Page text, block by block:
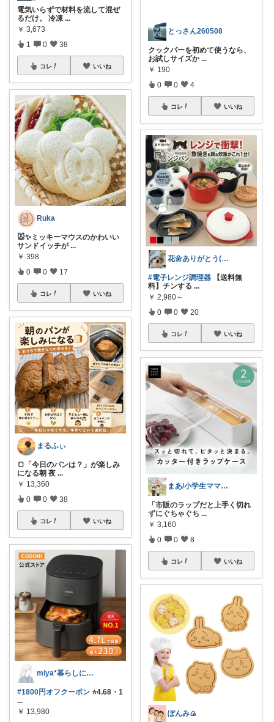
電気いらずで材料を流して混ぜ
るだけ。 冷凍 ...
￥ 3,673
1 0 38
コレ いいね
Ruka
🐭✨ミッキーマウスのかわいい
サンドイッチが ...
￥ 398
0 0 17
コレ いいね
まるふぃ
🍞「今日のパンは？」が楽しみ
になる朝 夜 ...
￥ 13,360
0 0 38
コレ いいね
miya*暮らしに役立つ楽天セレクト
#1800円オフクーポン ⭐️4.68・1
...
￥ 13,980
とっさん260508
クックパーを初めて使うなら、
お試しサイズか ...
￥ 190
0 0 4
コレ いいね
花🌼ありがとう(*･ω･)*_ _)ﾍ
#電子レンジ調理器 【送料無
料】チンする ...
￥ 2,980～
0 0 20
コレ いいね
まあ/小学生ママの転勤ROOM
「市販のラップだと上手く切れ
ずにぐちゃぐち ...
￥ 3,160
0 0 8
コレ いいね
ぽんみ🍙